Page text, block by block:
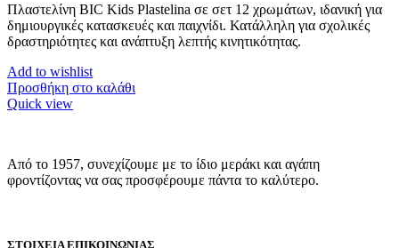
Πλαστελίνη BIC Kids Plastelina σε σετ 12 χρωμάτων, ιδανική για
δημιουργικές κατασκευές και παιχνίδι. Κατάλληλη για σχολικές
δραστηριότητες και ανάπτυξη λεπτής κινητικότητας.
Add to wishlist
Προσθήκη στο καλάθι
Quick view
Από το 1957, συνεχίζουμε με το ίδιο μεράκι και αγάπη
φροντίζοντας να σας προσφέρουμε πάντα το καλύτερο.
ΣΤΟΙΧΕΙΑ ΕΠΙΚΟΙΝΩΝΙΑΣ